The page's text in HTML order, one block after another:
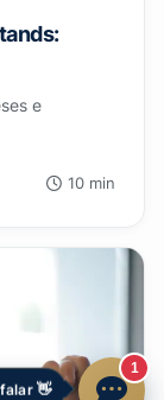
e
10 min
👋